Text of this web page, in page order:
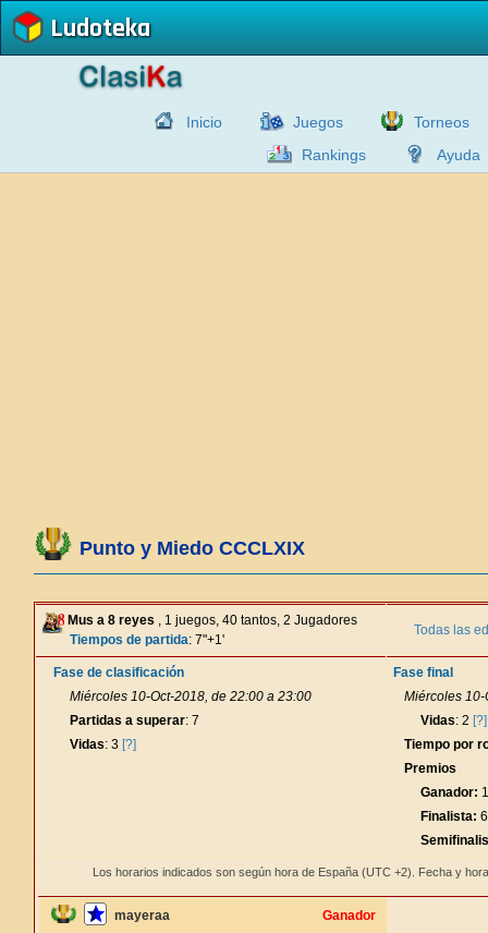
Ludoteka
Inicio Juegos
Torneos
Rankings
Ayuda
Punto y Miedo CCCLXIX
Mus a 8 reyes , 1 juegos, 40 tantos, 2 Jugadores
Tiempos de partida: 7"+1'
Todas las
Fase de clasificación
Miércoles 10-Oct-2018, de 22:00 a 23:00
Partidas a superar: 7
Vidas: 3 [?]
Fase final
Miércoles
Vidas: 2 [?]
Tiempo por
Premios
Ganador:
Finalista:
Los horarios indicados son según hora de España (UTC +2). Fecha y
mayeraa Ganador